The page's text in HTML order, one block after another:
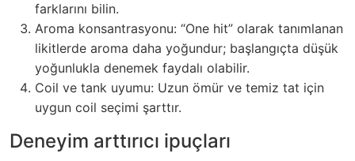
farklarını bilin.
Aroma konsantrasyonu: “One hit” olarak tanımlanan
likitlerde aroma daha yoğundur; başlangıçta düşük
yoğunlukla denemek faydalı olabilir.
Coil ve tank uyumu: Uzun ömür ve temiz tat için
uygun coil seçimi şarttır.
Deneyim arttırıcı ipuçları